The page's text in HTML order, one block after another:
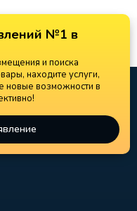
№1 в
и поиска
находите услуги,
новые возможности в